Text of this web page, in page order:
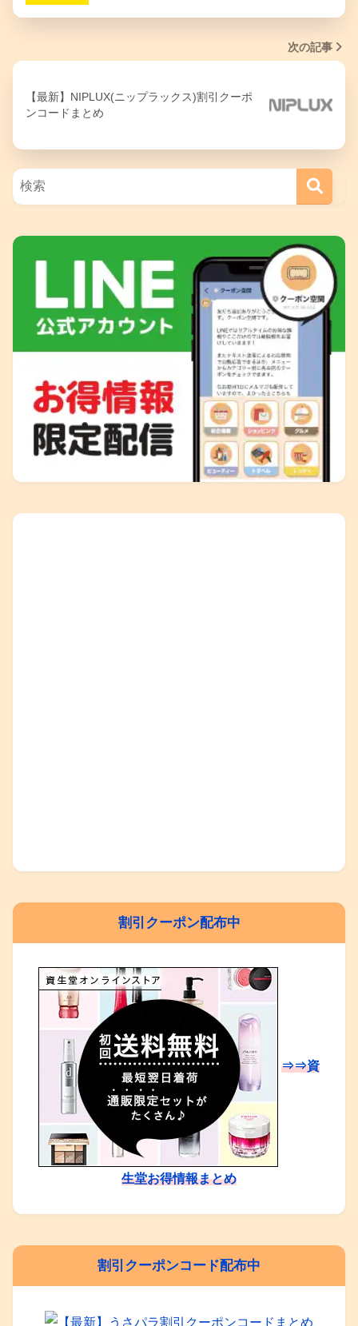
次の記事
【最新】NIPLUX(ニップラックス)割引クーポ
ンコードまとめ
割引クーポン配布中
⇒⇒資
生堂お得情報まとめ
割引クーポンコード配布中